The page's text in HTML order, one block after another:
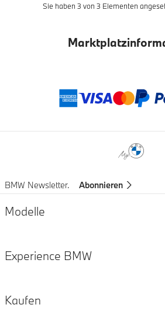
Sie haben 3 von 3 Elementen